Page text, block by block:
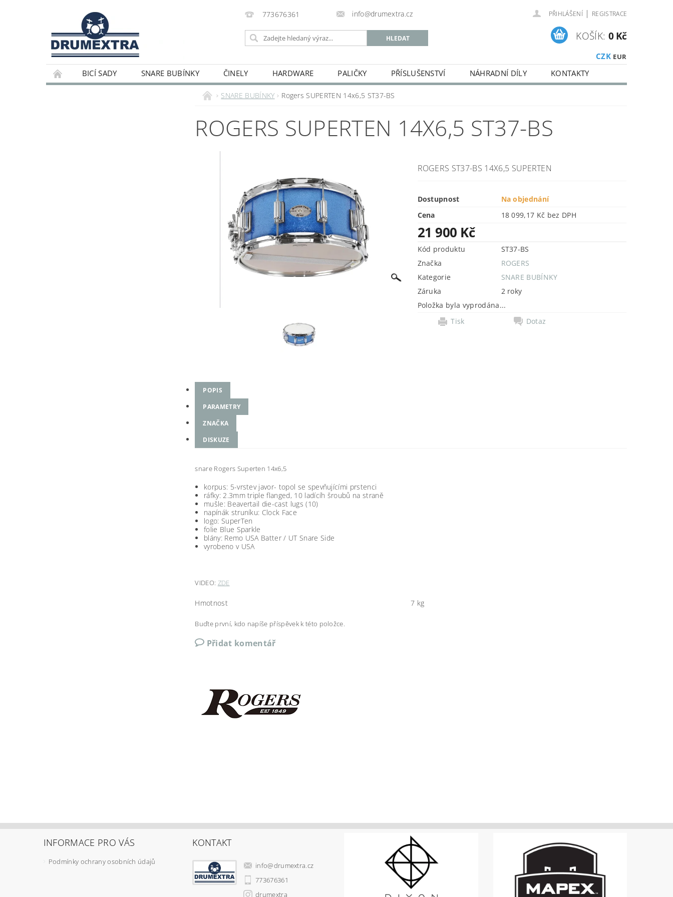
773676361 info@drumextra.cz PŘIHLÁŠENÍ | REGISTRACE
CZK EUR
KOŠÍK: 0 Kč
BICÍ SADY SNARE BUBÍNKY ČINELY HARDWARE PALIČKY PŘÍSLUŠENSTVÍ NÁHRADNÍ DÍLY KONTAKTY
SNARE BUBÍNKY Rogers SUPERTEN 14x6,5 ST37-BS
ROGERS SUPERTEN 14X6,5 ST37-BS
ROGERS ST37-BS 14X6,5 SUPERTEN
Dostupnost
Na objednání
Cena
18 099,17 Kč bez DPH
21 900 Kč
Kód produktu
ST37-BS
Značka
ROGERS
Kategorie
SNARE BUBÍNKY
Záruka
2 roky
Položka byla vyprodána...
Tisk
Dotaz
POPIS
PARAMETRY
ZNAČKA
DISKUZE
snare Rogers Superten 14x6,5
korpus: 5-vrstev javor- topol se spevňujícími prstenci
ráfky: 2.3mm triple flanged, 10 ladícíh šroubů na straně
mušle: Beavertail die-cast lugs (10)
napínák struníku: Clock Face
logo: SuperTen
folie Blue Sparkle
blány: Remo USA Batter / UT Snare Side
vyrobeno v USA
VIDEO: ZDE
Hmotnost 7 kg
Buďte první, kdo napíše příspěvek k této položce.
Přidat komentář
INFORMACE PRO VÁS
Podmínky ochrany osobních údajů
KONTAKT
info@drumextra.cz
773676361
drumextra